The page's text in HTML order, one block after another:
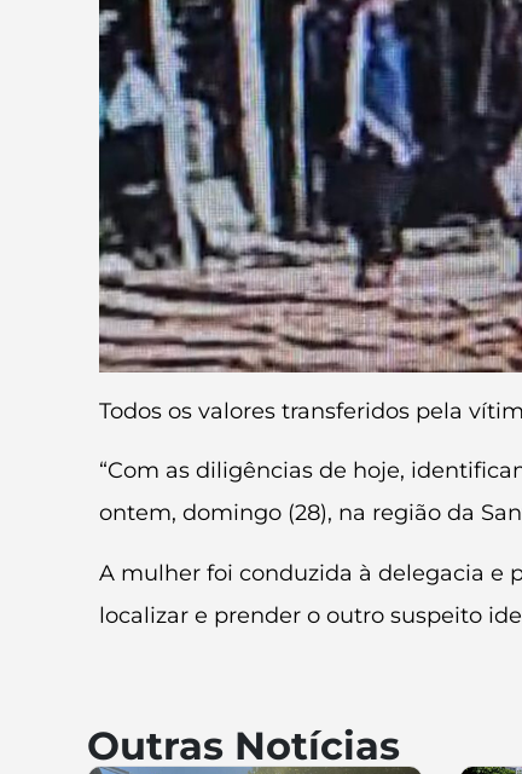
Todos os valores transferidos pela
“Com as diligências de hoje,
ontem, domingo (28), na região da
A mulher foi conduzida à delegacia e
localizar e prender o outro suspeito
Outras Notícias